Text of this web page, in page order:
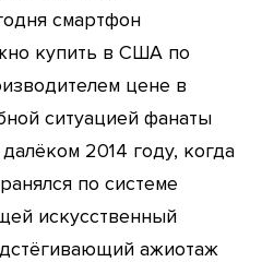
смартфон
купить в США по
цене в
ситуацией фанаты
2014 году, когда
по системе
искусственный
ажиотаж